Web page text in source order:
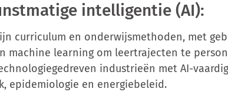
intelligentie (AI):
curriculum en onderwijsmethoden, met
machine learning om leertrajecten te
industrieën met AI-
epidemiologie en energiebeleid.